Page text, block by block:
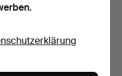
Div. Banknoten oder
Gebote